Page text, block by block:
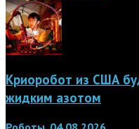
Криоробот из США
жидким азотом